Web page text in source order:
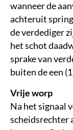
wanneer de
achteruit
de verdediger
het schot
sprake van
buiten de een
Vrije worp
Na het signaal
scheidsrechter